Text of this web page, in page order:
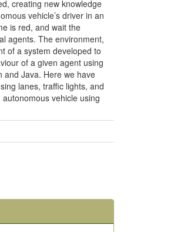
creating new knowledge
vehicle’s driver in an
is red, and wait the
agents. The environment,
of a system developed to
of a given agent using
and Java. Here we have
lanes, traffic lights, and
vehicle using